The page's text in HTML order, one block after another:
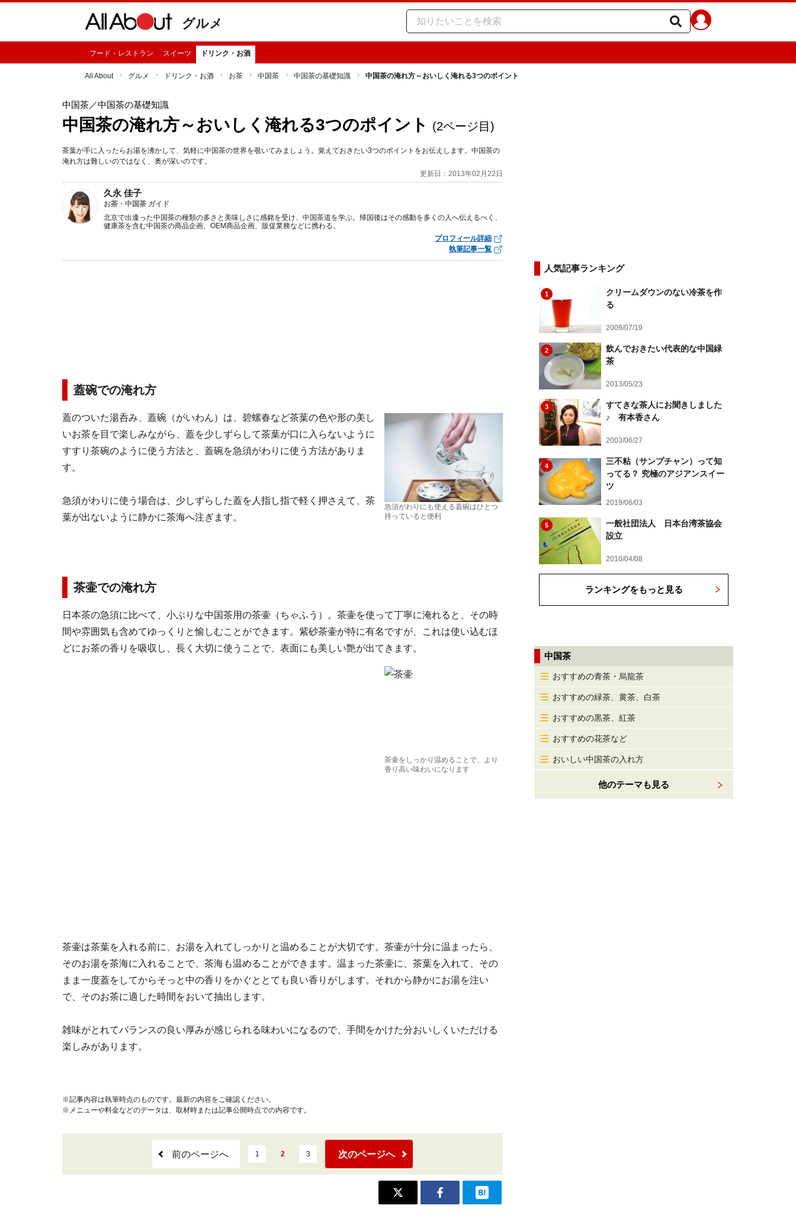
グルメ
フード・レストラン スイーツ ドリンク・お酒
All About グルメ ドリンク・お酒 お茶 中国茶 中国茶の基礎知識 中国茶の淹れ方～おいしく淹れる3つのポイント
中国茶／中国茶の基礎知識
中国茶の淹れ方～おいしく淹れる3つのポイント (2ページ目)
茶葉が手に入ったらお湯を沸かして、気軽に中国茶の世界を覗いてみましょう。覚えておきたい3つのポイントをお伝えします。中国茶の
淹れ方は難しいのではなく、奥が深いのです。
更新日：2013年02月22日
久永 佳子
お茶・中国茶 ガイド
北京で出逢った中国茶の種類の多さと美味しさに感銘を受け、中国茶道を学ぶ。帰国後はその感動を多くの人へ伝えるべく、
健康茶を含む中国茶の商品企画、OEM商品企画、販促業務などに携わる。
プロフィール詳細
執筆記事一覧
蓋碗での淹れ方
急須がわりにも使える蓋碗はひとつ
持っていると便利
蓋のついた湯呑み、蓋碗（がいわん）は、碧螺春など茶葉の色や形の美し
いお茶を目で楽しみながら、蓋を少しずらして茶葉が口に入らないように
すすり茶碗のように使う方法と、蓋碗を急須がわりに使う方法がありま
す。
急須がわりに使う場合は、少しずらした蓋を人指し指で軽く押さえて、茶
葉が出ないように静かに茶海へ注ぎます。
茶壷での淹れ方
日本茶の急須に比べて、小ぶりな中国茶用の茶壷（ちゃふう）。茶壷を使って丁寧に淹れると、その時
間や雰囲気も含めてゆっくりと愉しむことができます。紫砂茶壷が特に有名ですが、これは使い込むほ
どにお茶の香りを吸収し、長く大切に使うことで、表面にも美しい艶が出てきます。
茶壷をしっかり温めることで、より
香り高い味わいになります
茶壷は茶葉を入れる前に、お湯を入れてしっかりと温めることが大切です。茶壷が十分に温まったら、
そのお湯を茶海に入れることで、茶海も温めることができます。温まった茶壷に、茶葉を入れて、その
まま一度蓋をしてからそっと中の香りをかぐととても良い香りがします。それから静かにお湯を注い
で、そのお茶に適した時間をおいて抽出します。
雑味がとれてバランスの良い厚みが感じられる味わいになるので、手間をかけた分おいしくいただける
楽しみがあります。
※記事内容は執筆時点のものです。最新の内容をご確認ください。
※メニューや料金などのデータは、取材時または記事公開時点での内容です。
前のページへ 1 2 3 次のページへ
人気記事ランキング
1
クリームダウンのない冷茶を作
る
2009/07/19
2
飲んでおきたい代表的な中国緑
茶
2013/05/23
3
すてきな茶人にお聞きしました
♪ 有本香さん
2003/06/27
4
三不粘（サンプチャン）って知
ってる？ 究極のアジアンスイー
ツ
2019/06/03
5
一般社団法人 日本台湾茶協会
設立
2010/04/08
ランキングをもっと見る
中国茶
おすすめの青茶・烏龍茶
おすすめの緑茶、黄茶、白茶
おすすめの黒茶、紅茶
おすすめの花茶など
おいしい中国茶の入れ方
他のテーマも見る